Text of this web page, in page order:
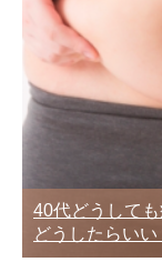
40代どうして
どうしたらいい